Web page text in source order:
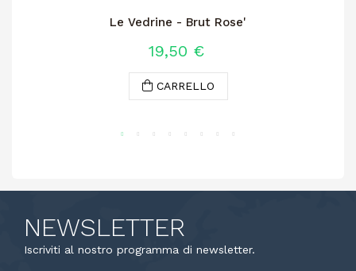
Le Vedrine - Brut Rose'
19,50 €
CARRELLO
NEWSLETTER
Iscriviti al nostro programma di newsletter.